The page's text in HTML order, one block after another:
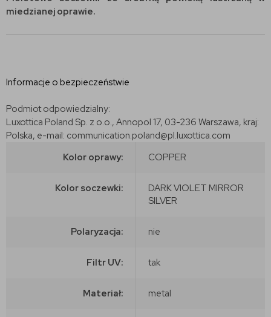
miedzianej oprawie.
Informacje o bezpieczeństwie
Podmiot odpowiedzialny:
Luxottica Poland Sp. z o.o., Annopol 17, 03-236 Warszawa, kraj:
Polska, e-mail: communication.poland@pl.luxottica.com
Kolor oprawy:
COPPER
Kolor soczewki:
DARK VIOLET MIRROR
SILVER
Polaryzacja: nie
Filtr UV: tak
Materiał: metal